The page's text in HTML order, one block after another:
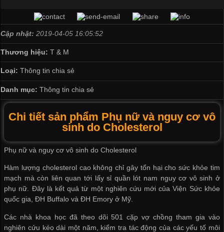
Cập nhật: 2019-04-05 16:05:52
Thương hiệu: T & M
Loại: Thông tin chia sẻ
Danh mục: Thông tin chia sẻ
Chi tiết sản phẩm Phụ nữ và nguy cơ vô
sinh do Cholesterol
Phụ nữ và nguy cơ vô sinh do Cholesterol
Hàm lượng cholesterol cao không chỉ gây tổn hại cho sức khỏe tim
mạch mà còn liên quan tới lấy sỉ quần lót nam nguy cơ vô sinh ở
phụ nữ. Đây là kết quả từ một nghiên cứu mới của Viện Sức khỏe
quốc gia, ĐH Buffalo và ĐH Emory ở Mỹ.
Các nhà khoa học đã theo dõi 501 cặp vợ chồng tham gia vào
nghiên cứu kéo dài một năm, kiểm tra tác động của các yếu tố môi